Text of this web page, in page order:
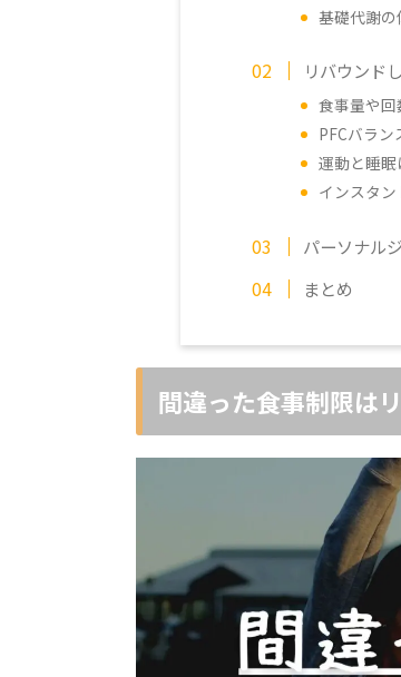
基礎代謝の
リバウンド
食事量や
PFCバラ
運動と睡眠
インスタ
パーソナル
まとめ
間違った食事制限は